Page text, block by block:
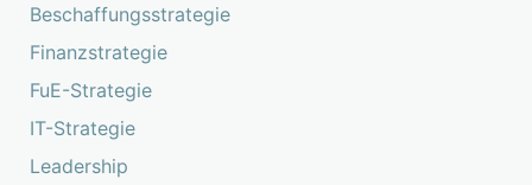
Beschaffungsstrategie
Finanzstrategie
FuE-Strategie
IT-Strategie
Leadership